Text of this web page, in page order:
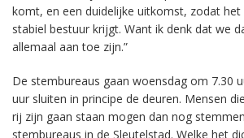
komt, en een duidelijke uitkomst, zodat
stabiel bestuur krijgt. Want ik denk dat we
allemaal aan toe zijn.”
De stembureaus gaan woensdag om 7.30
uur sluiten in principe de deuren. Mensen
rij zijn gaan staan mogen dan nog
stembureaus in de Sleutelstad. Welke het